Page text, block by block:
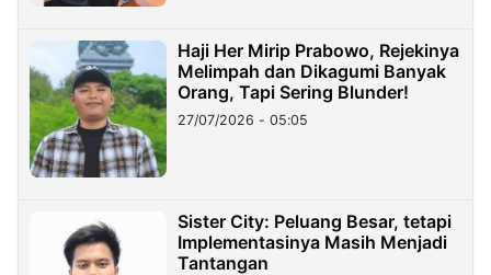
Haji Her Mirip Prabowo, Rejekinya
Melimpah dan Dikagumi Banyak
Orang, Tapi Sering Blunder!
27/07/2026 - 05:05
Sister City: Peluang Besar, tetapi
Implementasinya Masih Menjadi
Tantangan